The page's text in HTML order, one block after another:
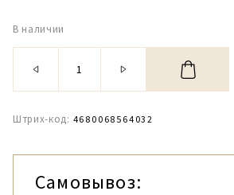
В наличии
Штрих-код: 4680068564032
Самовывоз: